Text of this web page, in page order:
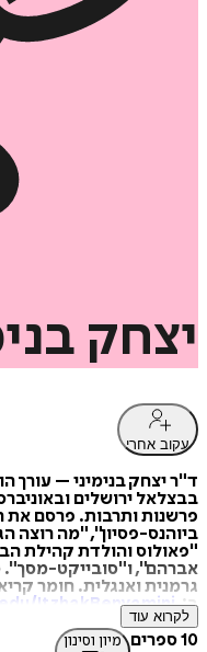
יצחק
עקוב אחרי
ד"ר יצחק בנימיני – עורך
בבצלאל ירושלים
פרשנות ותרבות. פרסם את
ביוהנס-פסיון", "מה רוצה
"פאולוס והולדת קהילת
אברהם", ו"סובייקט-מסך".
גרמנית ואנגלית. חומר
ב:ItzhakBenyamini
לקרוא עוד
10 ספרים מיון וסינון